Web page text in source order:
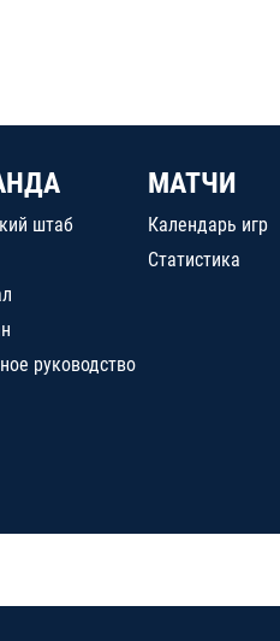
штаб
руководство
МАТЧИ
Календарь игр
Статистика